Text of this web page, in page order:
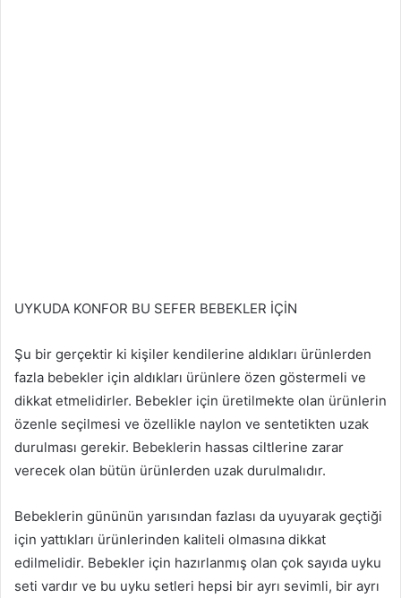
UYKUDA KONFOR BU SEFER BEBEKLER İÇİN
Şu bir gerçektir ki kişiler kendilerine aldıkları ürünlerden
fazla bebekler için aldıkları ürünlere özen göstermeli ve
dikkat etmelidirler. Bebekler için üretilmekte olan ürünlerin
özenle seçilmesi ve özellikle naylon ve sentetikten uzak
durulması gerekir. Bebeklerin hassas ciltlerine zarar
verecek olan bütün ürünlerden uzak durulmalıdır.
Bebeklerin gününün yarısından fazlası da uyuyarak geçtiği
için yattıkları ürünlerinden kaliteli olmasına dikkat
edilmelidir. Bebekler için hazırlanmış olan çok sayıda uyku
seti vardır ve bu uyku setleri hepsi bir ayrı sevimli, bir ayrı